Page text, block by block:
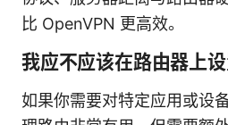
比 OpenVPN 更高效。
我应不应该在路由器上设
如果你需要对特定应用或设